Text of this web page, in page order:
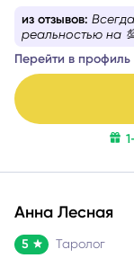
осуждённой. Я
решение, которое
из отзывов:
реальностью на
Перейти в профиль
Анна Лесная
5 Таролог